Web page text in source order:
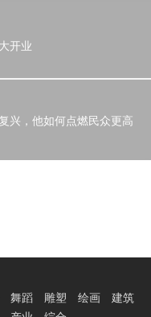
开业
兴，他如何点燃民众更高
舞蹈 雕塑 绘画
建筑